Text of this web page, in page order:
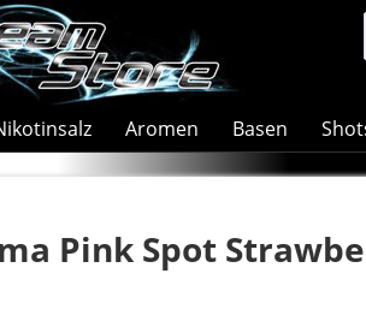
Aromen Basen
Pink Spot